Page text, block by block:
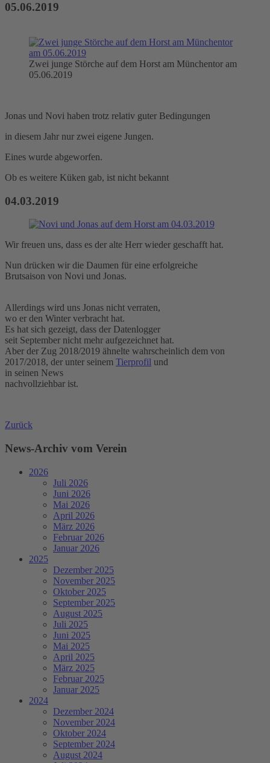
05.06.2019
Zwei junge Störche auf dem Horst am Münchentor am
05.06.2019
Jonas und Novi haben trotz relativ guter Bedingungen
in diesem Jahr nur zwei eigene Jungen.
Eines wurde abgeworfen.
Ob es weitere Küken gab, ist nicht bekannt
04.03.2019
Wir freuen uns, dass es der alte Herr wieder geschafft hat.
Nun drücken wir die Daumen für eine erfolgreiche
Brutsaison von Novi und Jonas.
Allerdings wird uns Jonas nicht verraten,
wo er den Winter verbracht hat.
Es hat sich gezeigt, dass der Datenlogger
seit September nicht mehr aufgezeichnet hat.
Aber der Zug 2018/2019 ähnelte wahrscheinlich dem von
2017/2018, der unter seinem Tierprofil und
in seinen News
nachvollziehbar ist.
Zurück
News-Archiv vom Verein
2026
Juli 2026
Juni 2026
Mai 2026
April 2026
März 2026
Februar 2026
Januar 2026
2025
Dezember 2025
November 2025
Oktober 2025
September 2025
August 2025
Juli 2025
Juni 2025
Mai 2025
April 2025
März 2025
Februar 2025
Januar 2025
2024
Dezember 2024
November 2024
Oktober 2024
September 2024
August 2024